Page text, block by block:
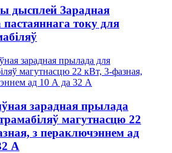
дысплей Зарадная
току для
зарадная прылада
магутнасцю 22
з пераключэннем ад
А